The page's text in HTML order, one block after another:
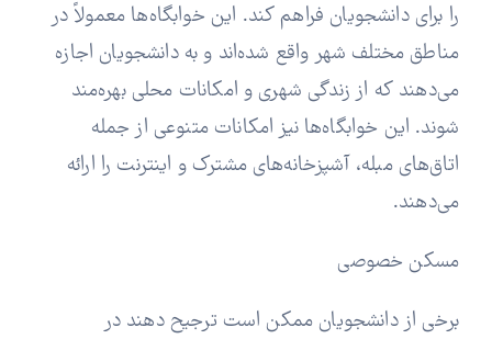
را برای دانشجویان فراهم کند. این خوابگاه‌ها معمولاً در
مناطق مختلف شهر واقع شده‌اند و به دانشجویان اجازه
می‌دهند که از زندگی شهری و امکانات محلی بهره‌مند
شوند. این خوابگاه‌ها نیز امکانات متنوعی از جمله
اتاق‌های مبله، آشپزخانه‌های مشترک و اینترنت را ارائه
می‌دهند.
مسکن خصوصی
برخی از دانشجویان ممکن است ترجیح دهند در